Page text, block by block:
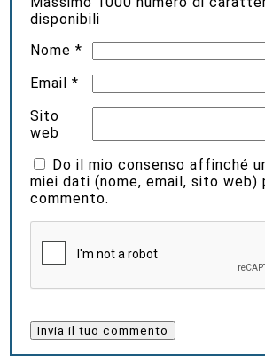
disponibili
Nome*
Email*
Sito
web
Do il mio consenso affinché
miei dati (nome, email, sito web)
commento.